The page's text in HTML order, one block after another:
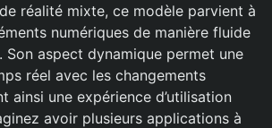
réalité mixte, ce modèle parvient à
numériques de manière fluide
Son aspect dynamique permet une
réel avec les changements
ainsi une expérience d’utilisation
avoir plusieurs applications à